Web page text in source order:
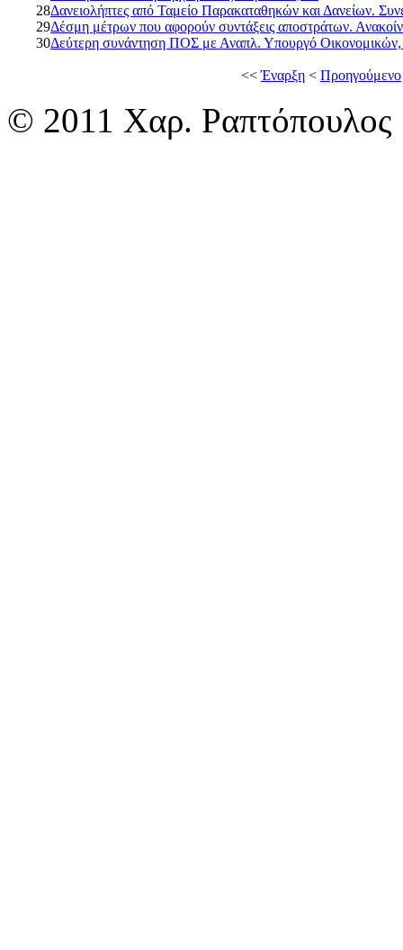
28Δανειολήπτες από Ταμείο Παρακαταθηκών και Δανείων.
29Δέσμη μέτρων που αφορούν συντάξεις αποστράτων.
30Δεύτερη συνάντηση ΠΟΣ με Αναπλ. Υπουργό
<<Έναρξη < Προηγούμενο
© 2011 Χαρ. Ραπτόπουλος